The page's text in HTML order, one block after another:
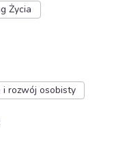
Życia
i rozwój osobisty